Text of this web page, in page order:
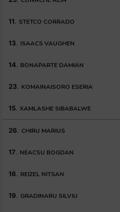
11. STETCO CORRADO
13. ISAACS VAUGHEN
14. BONAPARTE DAMIAN
23. KOMAINAISORO ESERIA
15. XAMLASHE SIBABALWE
26. CHIRU MARIUS
17. NEACSU BOGDAN
16. REIZEL NITSAN
19. GRADINARU SILVIU